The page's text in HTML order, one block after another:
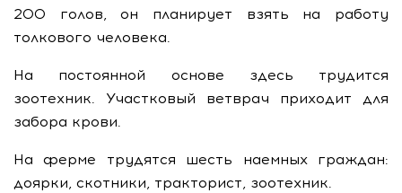
200 голов, он планирует взять на работу
толкового человека.
На постоянной основе здесь трудится
зоотехник. Участковый ветврач приходит для
забора крови.
На ферме трудятся шесть наемных граждан:
доярки, скотники, тракторист, зоотехник.